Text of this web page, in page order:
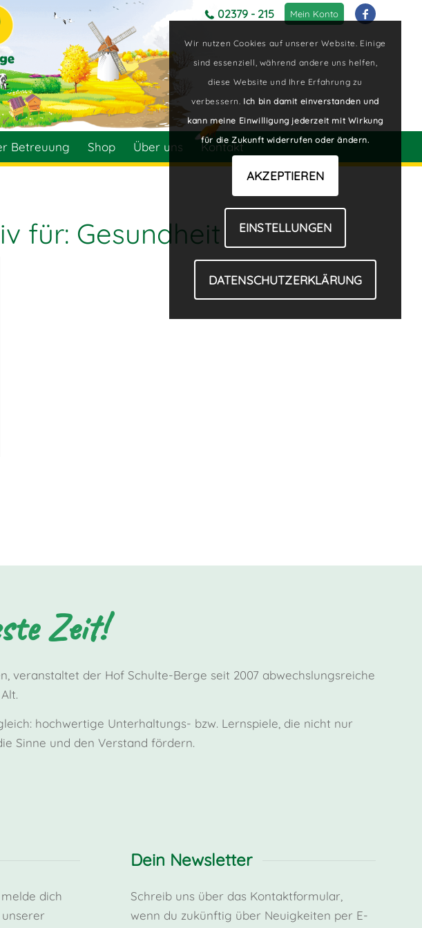
Mein Konto
02379 - 215
Betreuung Shop Über uns Kontakt
für: Gesundheit
Zeit!
veranstaltet der Hof Schulte-Berge seit 2007 abwechslungsreiche
hochwertige Unterhaltungs- bzw. Lernspiele, die nicht nur
Sinne und den Verstand fördern.
dich
Dein Newsletter
Schreib uns über das Kontaktformular,
wenn du zukünftig über Neuigkeiten per E-
Wir nutzen Cookies auf unserer Website. Einige
sind essenziell, während andere uns helfen,
diese Website und Ihre Erfahrung zu
verbessern. Ich bin damit einverstanden und
kann meine Einwilligung jederzeit mit Wirkung
für die Zukunft widerrufen oder ändern.
AKZEPTIEREN
EINSTELLUNGEN
DATENSCHUTZERKLÄRUNG